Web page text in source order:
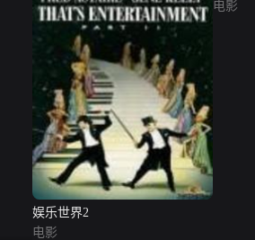
娱乐世界2
电影
电影